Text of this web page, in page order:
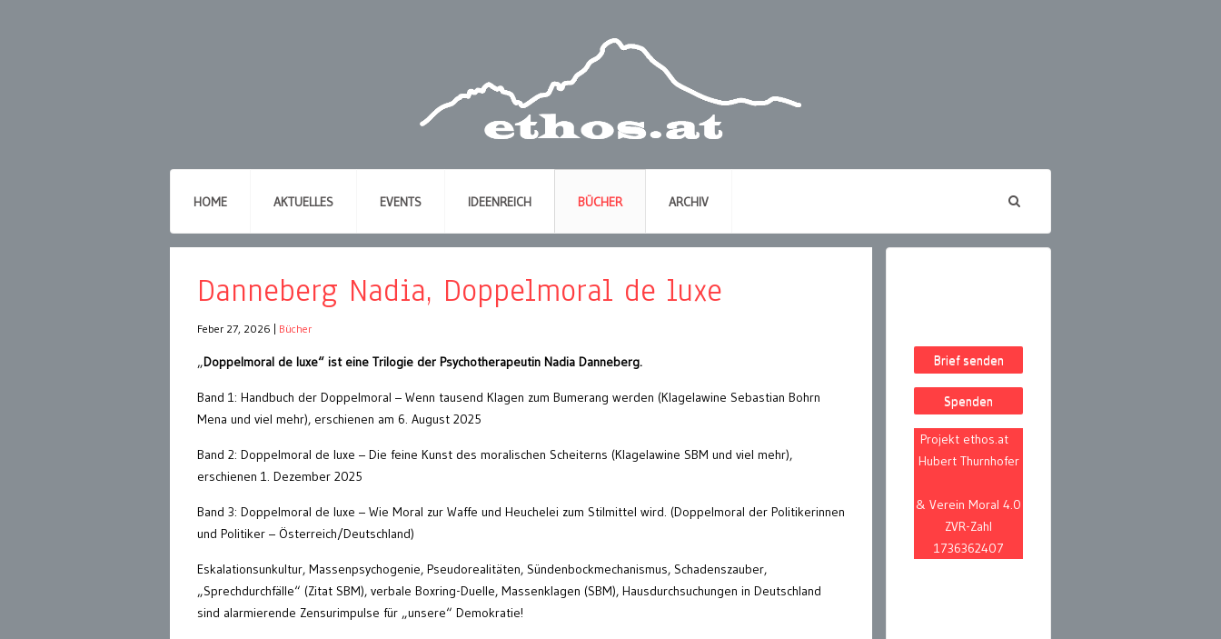
HOME AKTUELLES EVENTS IDEENREICH BÜCHER ARCHIV
Danneberg Nadia, Doppelmoral de luxe
Feber 27, 2026 Bücher
„Doppelmoral de luxe“ ist eine Trilogie der Psychotherapeutin Nadia Danneberg.
Band 1: Handbuch der Doppelmoral – Wenn tausend Klagen zum Bumerang werden (Klagelawine Sebastian Bohrn
Mena und viel mehr), erschienen am 6. August 2025
Band 2: Doppelmoral de luxe – Die feine Kunst des moralischen Scheiterns (Klagelawine SBM und viel mehr),
erschienen 1. Dezember 2025
Band 3: Doppelmoral de luxe – Wie Moral zur Waffe und Heuchelei zum Stilmittel wird. (Doppelmoral der Politikerinnen
und Politiker – Österreich/Deutschland)
Eskalationsunkultur, Massenpsychogenie, Pseudorealitäten, Sündenbockmechanismus, Schadenszauber,
„Sprechdurchfälle“ (Zitat SBM), verbale Boxring-Duelle, Massenklagen (SBM), Hausdurchsuchungen in Deutschland
sind alarmierende Zensurimpulse für „unsere“ Demokratie!
Brief senden
Spenden
Projekt ethos.at
Hubert Thurnhofer
& Verein Moral 4.0
ZVR-Zahl
1736362407